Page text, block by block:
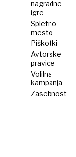
nagradne
igre
Spletno
mesto
Piškotki
Avtorske
pravice
Volilna
kampanja
Zasebnost